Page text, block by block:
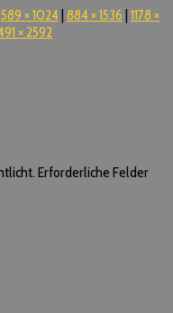
589 × 1024 | 884 × 1536 | 1178 ×
× 2592
Erforderliche Felder